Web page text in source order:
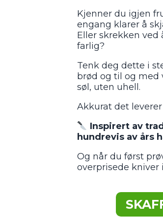
Kjenner du igjen
engang klarer å
Eller skrekken
farlig?
Tenk deg dette i
brød og til og med
søl, uten uhell.
Akkurat det leverer
Inspirert av
hundrevis av års
Og når du først
overprisede kniver